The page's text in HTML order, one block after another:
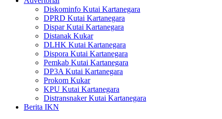
Diskominfo Kutai Kartanegara
DPRD Kutai Kartanegara
Dispar Kutai Kartanegara
Distanak Kukar
DLHK Kutai Kartanegara
Dispora Kutai Kartanegara
Pemkab Kutai Kartanegara
DP3A Kutai Kartanegara
Prokom Kukar
KPU Kutai Kartanegara
Distransnaker Kutai Kartanegara
Berita IKN